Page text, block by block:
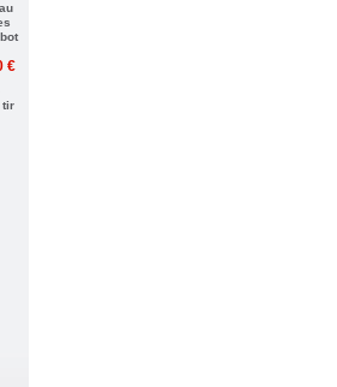
€
tir